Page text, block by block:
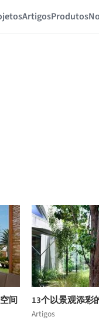
ArtigosProdutos
间 13个以景观添彩
Artigos